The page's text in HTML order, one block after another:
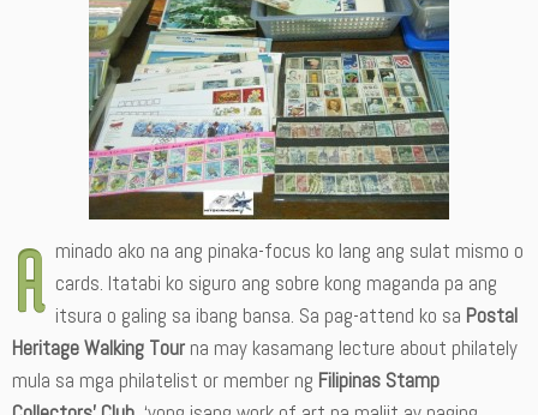
A minado ako na ang pinaka-focus ko lang ang sulat mismo o
cards. Itatabi ko siguro ang sobre kong maganda pa ang
itsura o galing sa ibang bansa. Sa pag-attend ko sa Postal
Heritage Walking Tour na may kasamang lecture about philately
mula sa mga philatelist or member ng Filipinas Stamp